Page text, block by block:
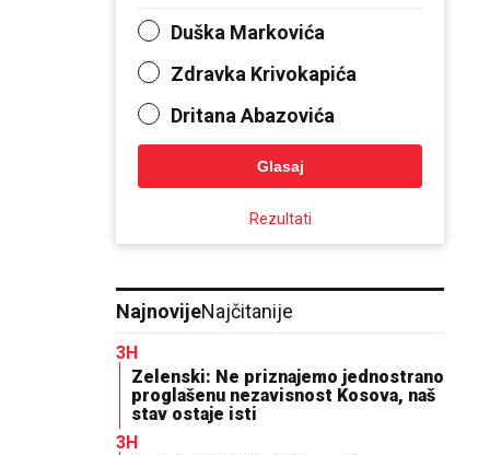
Duška Markovića
Zdravka Krivokapića
Dritana Abazovića
Glasaj
Rezultati
NajnovijeNajčitanije
3H
Zelenski: Ne priznajemo jednostrano
proglašenu nezavisnost Kosova, naš
stav ostaje isti
3H